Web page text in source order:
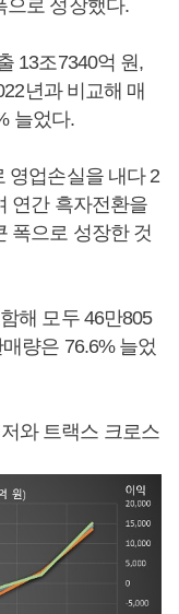
으로 성장했다.
13조7340억 원,
년과 비교해 매
늘었다.
영업손실을 내다 2
연간 흑자전환을
폭으로 성장한 것
해 모두 46만805
량은 76.6% 늘었
와 트랙스 크로스